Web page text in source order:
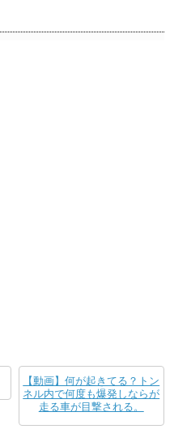
【動画】何が起きてる？トン
ネル内で何度も爆発しならが
走る車が目撃される。